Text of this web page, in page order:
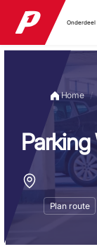
Onderdeel
Home
Plan route